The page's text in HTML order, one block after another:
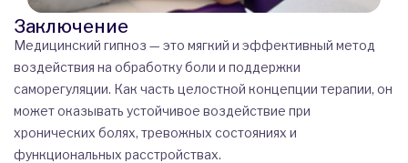
Заключение
Медицинский гипноз — это мягкий и эффективный метод
воздействия на обработку боли и поддержки
саморегуляции. Как часть целостной концепции терапии, он
может оказывать устойчивое воздействие при
хронических болях, тревожных состояниях и
функциональных расстройствах.